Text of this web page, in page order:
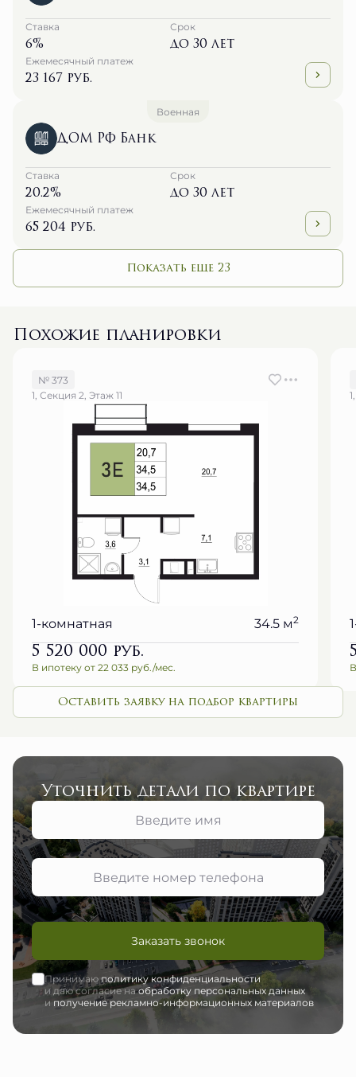
Ставка
6%
Срок
до 30 лет
Ежемесячный платеж
23 167 руб.
Военная
ДОМ РФ Банк
Ставка
20.2%
Срок
до 30 лет
Ежемесячный платеж
65 204 руб.
Показать еще 23
Похожие планировки
№ 373
1, Секция 2, Этаж 11
1-комнатная 34.5 м2
5 520 000руб.
В ипотеку от 22 033 руб./мес.
Оставить заявку на подбор квартиры
Уточнить детали по квартире
Заказать звонок
Принимаюполитику конфиденциальности
и даю согласие наобработку персональных данных
иполучение рекламно-информационных материалов